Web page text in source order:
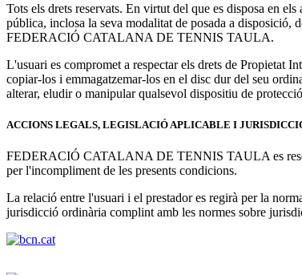
Tots els drets reservats. En virtut del que es disposa en
pública, inclosa la seva modalitat de posada a disposició,
FEDERACIÓ CATALANA DE TENNIS TAULA.
L'usuari es compromet a respectar els drets de
copiar-los i emmagatzemar-los en el disc dur del seu
alterar, eludir o manipular qualsevol dispositiu de
ACCIONS LEGALS, LEGISLACIÓ APLICABLE I
FEDERACIÓ CATALANA DE TENNIS TAULA es
per l'incompliment de les presents condicions.
La relació entre l'usuari i el prestador es regirà per la
jurisdicció ordinària complint amb les normes sobre